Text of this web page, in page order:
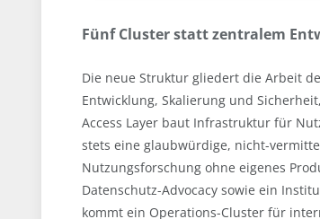
Fünf Cluster statt zentralem
Die neue Struktur gliedert die Arbeit
Entwicklung, Skalierung und
Access Layer baut Infrastruktur für
stets eine glaubwürdige, nicht-
Nutzungsforschung ohne eigenes
Datenschutz-Advocacy sowie ein
kommt ein Operations-Cluster für